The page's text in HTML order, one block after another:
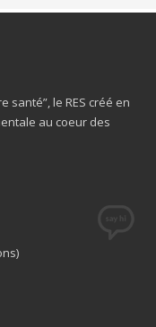
santé”, le RES créé en
au coeur des